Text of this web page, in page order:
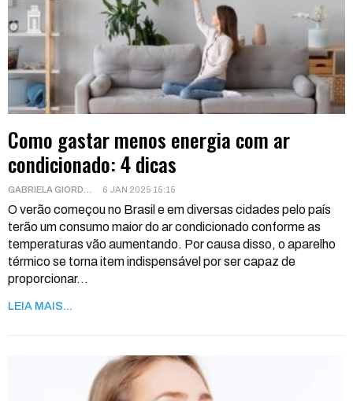
Como gastar menos energia com ar
condicionado: 4 dicas
6 JAN 2025 15:15
O verão começou no Brasil e em diversas cidades pelo país
terão um consumo maior do ar condicionado conforme as
temperaturas vão aumentando. Por causa disso, o aparelho
térmico se torna item indispensável por ser capaz de
proporcionar…
LEIA MAIS...